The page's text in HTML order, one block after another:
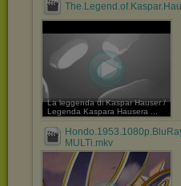
La leggenda di Kaspar Hauser /
Legenda Kaspara Hausera ...
MULTi.mkv